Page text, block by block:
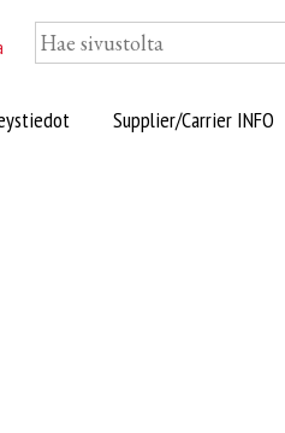
Supplier/Carrier INFO